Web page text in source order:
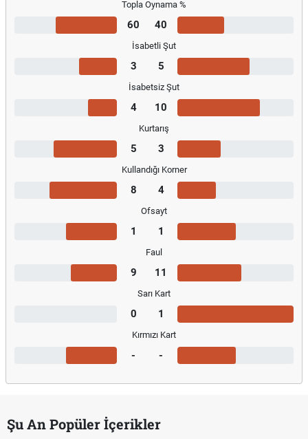
Topla Oynama %
60 40
İsabetli Şut
3 5
İsabetsiz Şut
4 10
Kurtarış
5 3
Kullandığı Korner
8 4
Ofsayt
1 1
Faul
9 11
Sarı Kart
0 1
Kırmızı Kart
- -
Şu An Popüler İçerikler